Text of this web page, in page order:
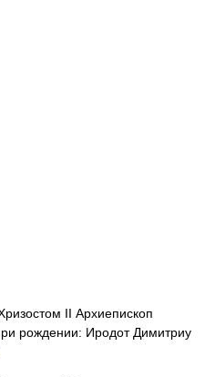
II Архиепископ
рождении: Иродот Димитриу